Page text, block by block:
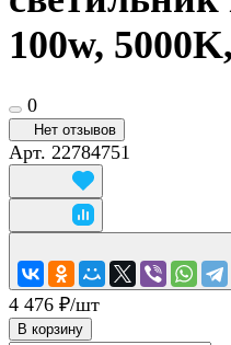
100w,
0
Нет отзывов
Арт. 22784751
4 476 ₽/шт
В корзину